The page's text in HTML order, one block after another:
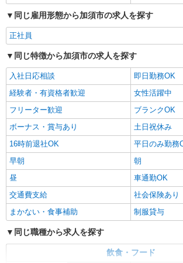
キープ
アルバイト
ジョイフーズ 北川辺店
食品スーパーでの青果スタ
［1］9-17時 時給1141円
1141円 ［3］22-翌5時 時給
時給1141円 日祝＋50円
埼玉県加須市柳生1959-1
キープ 詳
パート
全国農協食品株式会社
学校給食センタースタッフ
器洗浄（パート） ［2］配
作業・洗浄業務（パート）
時給1,141円〜 配送担当は
1,500円支給 月収例 ・調理補助スタッフ／時給
1,141円×5.5時間×週5日勤務
手当 ＝155,510円
埼玉県加須市町屋新田
同じ雇用形態から加須市の求人を探す
正社員
同じ特徴から加須市の求人を探す
入社日応相談
即日勤務OK
経験者・有資格者歓迎
女性活躍中
フリーター歓迎
ブランクOK
ボーナス・賞与あり
土日祝休み
16時前退社OK
平日のみ勤務
早朝
朝
昼
車通勤OK
交通費支給
社会保険あり
まかない・食事補助
制服貸与
同じ職種から求人を探す
飲食・フード